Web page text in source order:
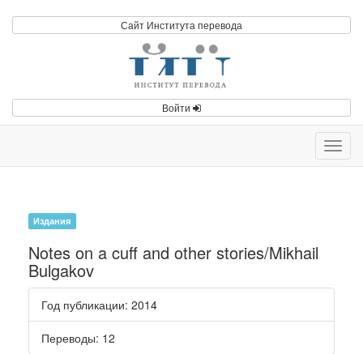
Сайт Института перевода
Войти
Издания
Notes on a cuff and other stories/Mikhail
Bulgakov
Год публикации: 2014
Переводы: 12